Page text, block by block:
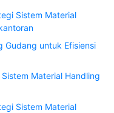
Sistem Material
Gudang untuk Efisiensi
Material Handling
Sistem Material